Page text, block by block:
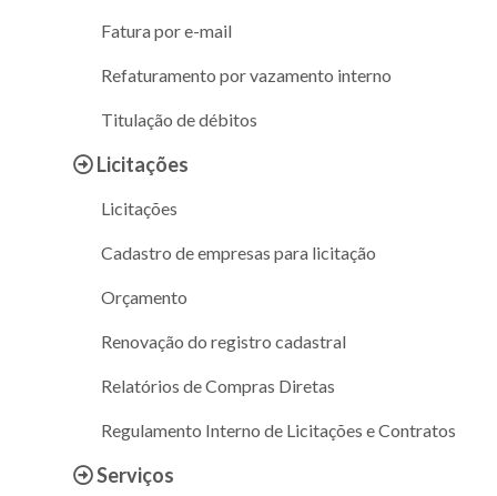
Fatura por e-mail
Refaturamento por vazamento interno
Titulação de débitos
Licitações
Licitações
Cadastro de empresas para licitação
Orçamento
Renovação do registro cadastral
Relatórios de Compras Diretas
Regulamento Interno de Licitações e Contratos
Serviços